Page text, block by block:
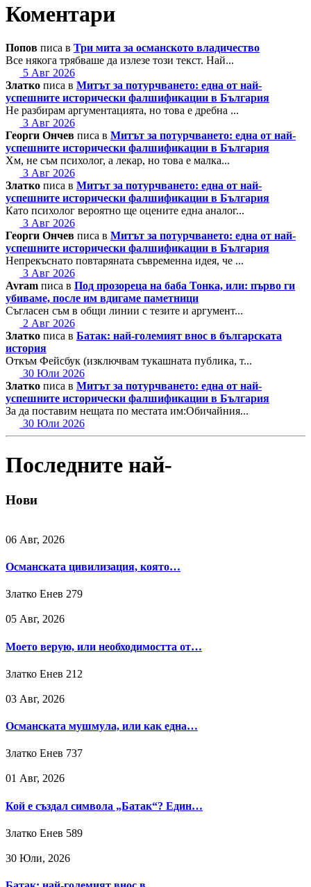
Коментари
Попов писа в Три мита за османското владичество
Все някога трябваше да излезе този текст. Най...
5 Авг 2026
Златко писа в Митът за потурчването: една от най-
успешните исторически фалшификации в България
Не разбирам аргументацията, но това е дребна ...
3 Авг 2026
Георги Ончев писа в Митът за потурчването: една от най-
успешните исторически фалшификации в България
Хм, не съм психолог, а лекар, но това е малка...
3 Авг 2026
Златко писа в Митът за потурчването: една от най-
успешните исторически фалшификации в България
Като психолог вероятно ще оцените една аналог...
3 Авг 2026
Георги Ончев писа в Митът за потурчването: една от най-
успешните исторически фалшификации в България
Непрекъснато повтаряната съвременна идея, че ...
3 Авг 2026
Avram писа в Под прозореца на баба Тонка, или: първо ги
убиваме, после им вдигаме паметници
Съгласен съм в общи линии с тезите и аргумент...
2 Авг 2026
Златко писа в Батак: най-големият внос в българската
история
Откъм Фейсбук (изключвам тукашната публика, т...
30 Юли 2026
Златко писа в Митът за потурчването: една от най-
успешните исторически фалшификации в България
За да поставим нещата по местата им:Обичайния...
30 Юли 2026
Последните най-
Нови
06 Авг, 2026
Османската цивилизация, която…
Златко Енев 279
05 Авг, 2026
Моето верую, или необходимостта от…
Златко Енев 212
03 Авг, 2026
Османската мушмула, или как една…
Златко Енев 737
01 Авг, 2026
Кой е създал символа „Батак“? Един…
Златко Енев 589
30 Юли, 2026